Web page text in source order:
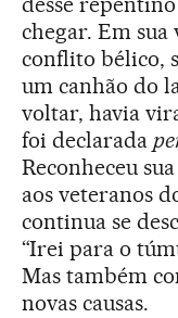
chegar. Em
conflito bélico,
um canhão do
voltar, havia
foi declarada
Reconheceu
aos veteranos
continua se
“Irei para o
Mas também
novas causas.